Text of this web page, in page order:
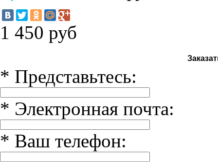
1 450 руб
* Представьтесь:
* Электронная почта:
* Ваш телефон: